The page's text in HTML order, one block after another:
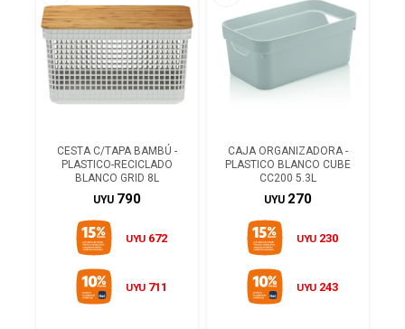
CESTA C/TAPA BAMBÚ -
PLASTICO-RECICLADO
BLANCO GRID 8L
UYU 790
UYU 672
UYU 711
CAJA ORGANIZADORA -
PLASTICO BLANCO CUBE
CC200 5.3L
UYU 270
UYU 230
UYU 243